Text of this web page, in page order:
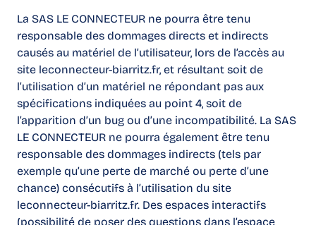
La SAS LE CONNECTEUR ne pourra être tenu
responsable des dommages directs et indirects
causés au matériel de l’utilisateur, lors de l’accès au
site leconnecteur-biarritz.fr, et résultant soit de
l’utilisation d’un matériel ne répondant pas aux
spécifications indiquées au point 4, soit de
l’apparition d’un bug ou d’une incompatibilité. La SAS
LE CONNECTEUR ne pourra également être tenu
responsable des dommages indirects (tels par
exemple qu’une perte de marché ou perte d’une
chance) consécutifs à l’utilisation du site
leconnecteur-biarritz.fr. Des espaces interactifs
(possibilité de poser des questions dans l’espace